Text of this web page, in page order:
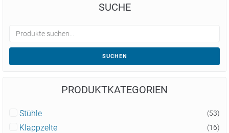
SUCHE
SUCHEN
PRODUKTKATEGORIEN
Stühle (53)
Klappzelte (16)